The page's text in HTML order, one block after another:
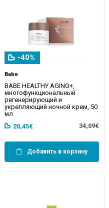
-40%
Babe
BABE HEALTHY AGING+,
многофункциональный
регенерирующий и
укрепляющий ночной крем, 50
мл
20,45€
34,09€
Добавить в корзину